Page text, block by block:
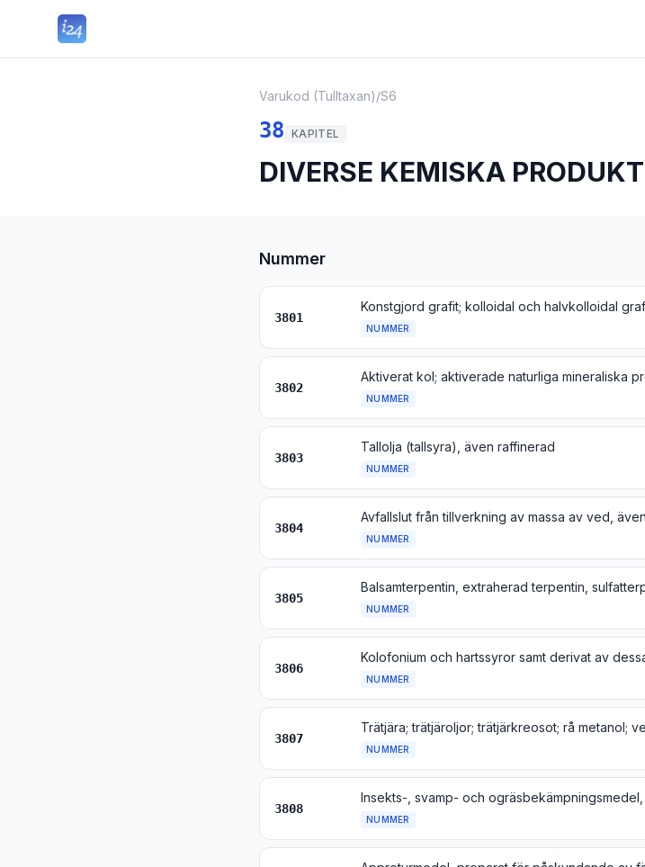
Varukod (Tulltaxan)/S6
38 KAPITEL
DIVERSE KEMISKA
Nummer
3801
NUMMER
3802
Aktiverat kol; aktiverade naturliga mineraliska
NUMMER
3803
Tallolja (tallsyra), även raffinerad
NUMMER
3804
NUMMER
3805
NUMMER
3806
NUMMER
3807
NUMMER
3808
NUMMER